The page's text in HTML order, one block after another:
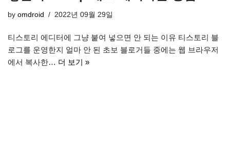
by omdroid 2022년 09월 29일
티스토리 에디터에 그냥 붙여 넣으면 안 되는 이유 티스토리 블
로그를 운영한지 얼마 안 된 초보 블로거들 중에는 웹 브라우저
에서 복사한… 더 보기 »